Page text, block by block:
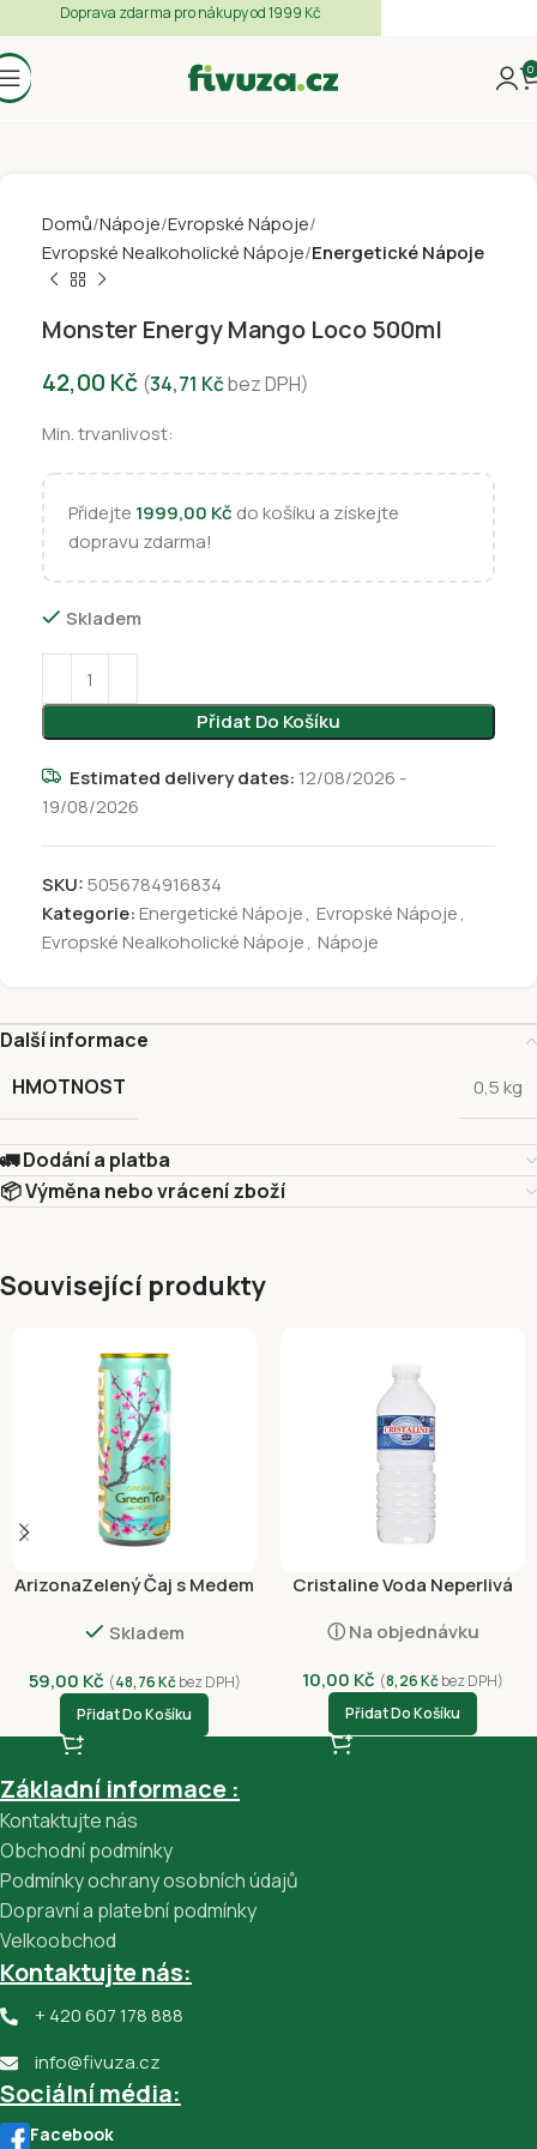
0
Domů Nápoje Evropské Nápoje
Evropské Nealkoholické Nápoje Energetické Nápoje
Monster Energy Mango Loco 500ml
42,00 Kč (34,71 Kčbez DPH)
Min. trvanlivost:
Přidejte 1999,00 Kč do košíku a získejte
dopravu zdarma!
Skladem
Přidat Do Košíku
Estimated delivery dates: 12/08/2026 -
19/08/2026
SKU:5056784916834
Kategorie:Energetické Nápoje, Evropské Nápoje,
Evropské Nealkoholické Nápoje, Nápoje
Další informace
HMOTNOST
0,5 kg
🚛 Dodání a platba
📦 Výměna nebo vrácení zboží
Související produkty
ArizonaZelený Čaj s Medem
Skladem
59,00 Kč (48,76Kčbez DPH)
Přidat Do Košíku
Cristaline Voda Neperlivá
ⓘ Na objednávku
10,00 Kč (8,26Kčbez DPH)
Přidat Do Košíku
Základní informace :
Kontaktujte nás
Obchodní podmínky
Podmínky ochrany osobních údajů
Dopravní a platební podmínky
Velkoobchod
Kontaktujte nás:
+ 420 607 178 888
info@fivuza.cz
Sociální média:
Facebook
Doprava zdarma pro nákupy od 1999 Kč